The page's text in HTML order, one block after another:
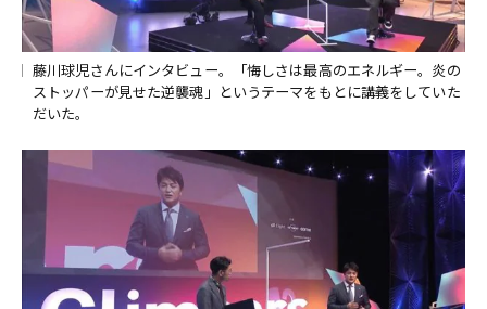
藤川球児さんにインタビュー。「悔しさは最高のエネルギー。炎の
ストッパーが見せた逆襲魂」というテーマをもとに講義をしていた
だいた。